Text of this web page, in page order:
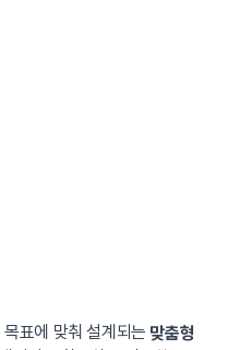
표에 맞춰 설계되는 맞춤형